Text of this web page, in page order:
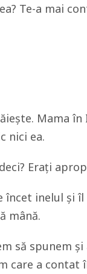
Te-a mai
Mama
nici ea.
Erați
încet inelul și
mână.
să spunem și
care a contat